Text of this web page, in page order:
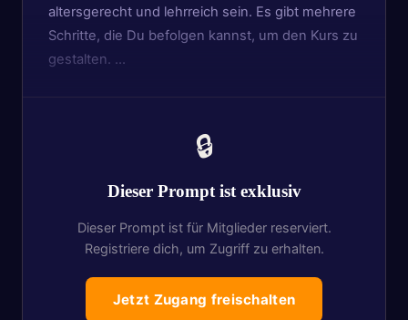
altersgerecht und lehrreich sein. Es gibt mehrere
Schritte, die Du befolgen kannst, um den Kurs zu
gestalten. …
🔒
Dieser Prompt ist exklusiv
Dieser Prompt ist für Mitglieder reserviert.
Registriere dich, um Zugriff zu erhalten.
Jetzt Zugang freischalten